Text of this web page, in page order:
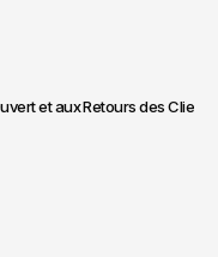
et aux Retours des Clients